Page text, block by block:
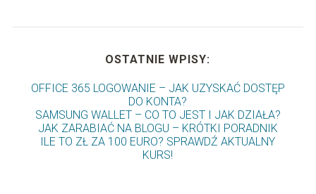
OSTATNIE WPISY:
OFFICE 365 LOGOWANIE – JAK UZYSKAĆ DOSTĘP
DO KONTA?
SAMSUNG WALLET – CO TO JEST I JAK DZIAŁA?
JAK ZARABIAĆ NA BLOGU – KRÓTKI PORADNIK
ILE TO ZŁ ZA 100 EURO? SPRAWDŹ AKTUALNY
KURS!